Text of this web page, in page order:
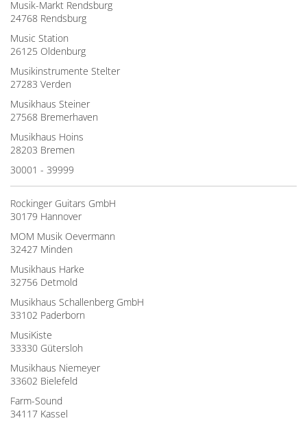
Musik-Markt Rendsburg
24768 Rendsburg
Music Station
26125 Oldenburg
Musikinstrumente Stelter
27283 Verden
Musikhaus Steiner
27568 Bremerhaven
Musikhaus Hoins
28203 Bremen
30001 - 39999
Rockinger Guitars GmbH
30179 Hannover
MOM Musik Oevermann
32427 Minden
Musikhaus Harke
32756 Detmold
Musikhaus Schallenberg GmbH
33102 Paderborn
MusiKiste
33330 Gütersloh
Musikhaus Niemeyer
33602 Bielefeld
Farm-Sound
34117 Kassel